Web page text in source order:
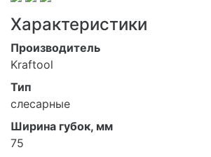
Характеристики
Производитель
Kraftool
Тип
слесарные
Ширина губок, мм
75